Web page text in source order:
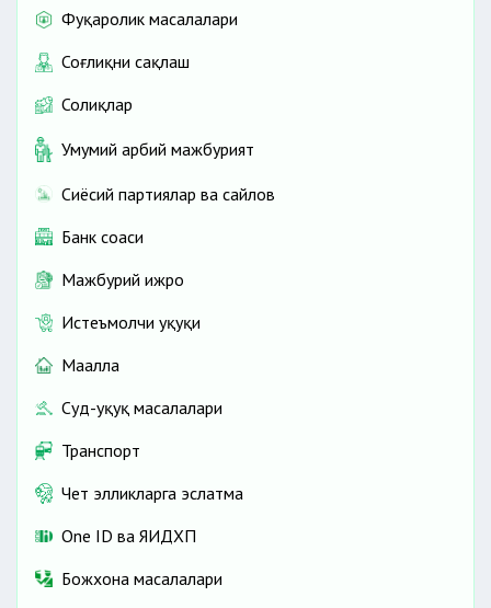
Фуқаролик масалалари
Соғлиқни сақлаш
Солиқлар
Умумий ҳарбий мажбурият
Сиёсий партиялар ва сайлов
Банк соҳаси
Мажбурий ижро
Истеъмолчи ҳуқуқи
Маҳалла
Суд-ҳуқуқ масалалари
Транспорт
Чет элликларга эслатма
One ID ва ЯИДХП
Божхона масалалари